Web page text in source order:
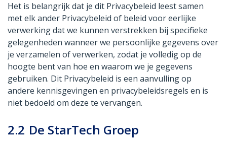
Het is belangrijk dat je dit Privacybeleid leest samen
met elk ander Privacybeleid of beleid voor eerlijke
verwerking dat we kunnen verstrekken bij specifieke
gelegenheden wanneer we persoonlijke gegevens over
je verzamelen of verwerken, zodat je volledig op de
hoogte bent van hoe en waarom we je gegevens
gebruiken. Dit Privacybeleid is een aanvulling op
andere kennisgevingen en privacybeleidsregels en is
niet bedoeld om deze te vervangen.
2.2 De StarTech Groep